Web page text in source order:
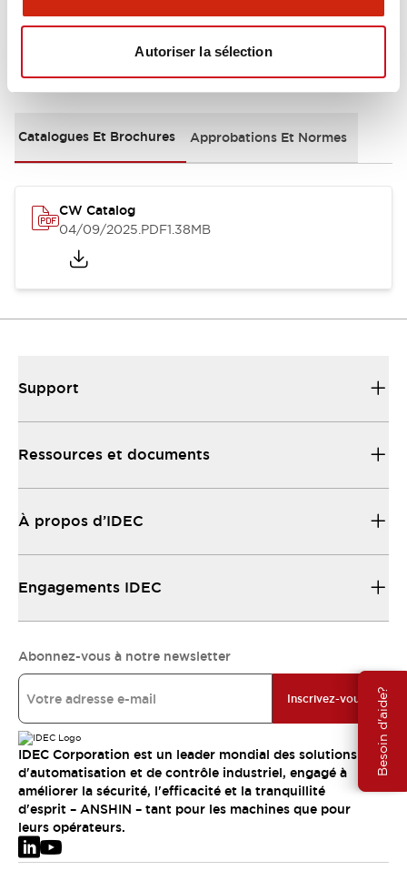
Autoriser la sélection
Besoin d'aide?
Documents et fichiers
Catalogues Et Brochures Approbations Et Normes
CW Catalog
04/09/2025.PDF1.38MB
Support
Ressources et documents
À propos d’IDEC
Engagements IDEC
Abonnez-vous à notre newsletter
Inscrivez-vous
IDEC Corporation est un leader mondial des solutions
d'automatisation et de contrôle industriel, engagé à
améliorer la sécurité, l'efficacité et la tranquillité
d'esprit – ANSHIN – tant pour les machines que pour
leurs opérateurs.